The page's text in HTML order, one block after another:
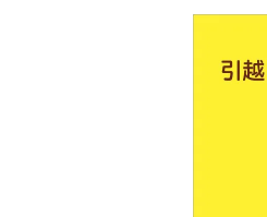
ワイヤー
突っ張り棒